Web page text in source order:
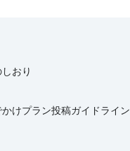
おり
かけプラン投稿ガイドライン